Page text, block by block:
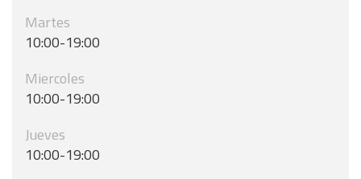
Martes
10:00-19:00
Miercoles
10:00-19:00
Jueves
10:00-19:00